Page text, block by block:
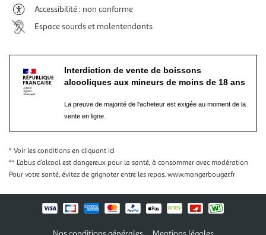
Accessibilité : non conforme
Espace sourds et malentendants
Interdiction de vente de boissons
alcooliques aux mineurs de moins de 18 ans
La preuve de majorité de l'acheteur est exigée au moment de la
vente en ligne.
* Voir les conditions en cliquant ici
** L’abus d’alcool est dangereux pour la santé, à consommer avec modération
Pour votre santé, évitez de grignoter entre les repas. www.mangerbouger.fr